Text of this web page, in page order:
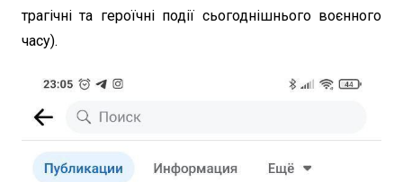
трагічні та героїчні події сьогоднішнього воєнного
часу).